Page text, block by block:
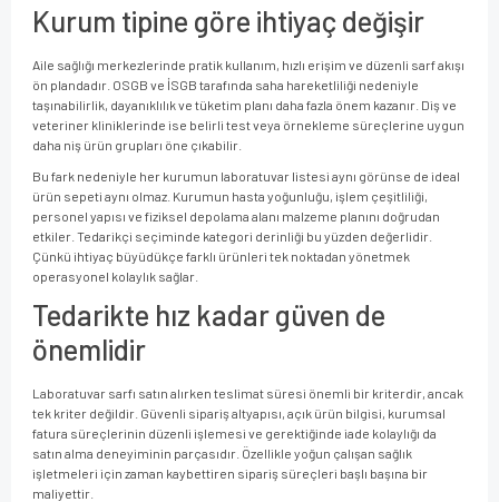
Kurum tipine göre ihtiyaç değişir
Aile sağlığı merkezlerinde pratik kullanım, hızlı erişim ve düzenli sarf akışı
ön plandadır. OSGB ve İSGB tarafında saha hareketliliği nedeniyle
taşınabilirlik, dayanıklılık ve tüketim planı daha fazla önem kazanır. Diş ve
veteriner kliniklerinde ise belirli test veya örnekleme süreçlerine uygun
daha niş ürün grupları öne çıkabilir.
Bu fark nedeniyle her kurumun laboratuvar listesi aynı görünse de ideal
ürün sepeti aynı olmaz. Kurumun hasta yoğunluğu, işlem çeşitliliği,
personel yapısı ve fiziksel depolama alanı malzeme planını doğrudan
etkiler. Tedarikçi seçiminde kategori derinliği bu yüzden değerlidir.
Çünkü ihtiyaç büyüdükçe farklı ürünleri tek noktadan yönetmek
operasyonel kolaylık sağlar.
Tedarikte hız kadar güven de
önemlidir
Laboratuvar sarfı satın alırken teslimat süresi önemli bir kriterdir, ancak
tek kriter değildir. Güvenli sipariş altyapısı, açık ürün bilgisi, kurumsal
fatura süreçlerinin düzenli işlemesi ve gerektiğinde iade kolaylığı da
satın alma deneyiminin parçasıdır. Özellikle yoğun çalışan sağlık
işletmeleri için zaman kaybettiren sipariş süreçleri başlı başına bir
maliyettir.